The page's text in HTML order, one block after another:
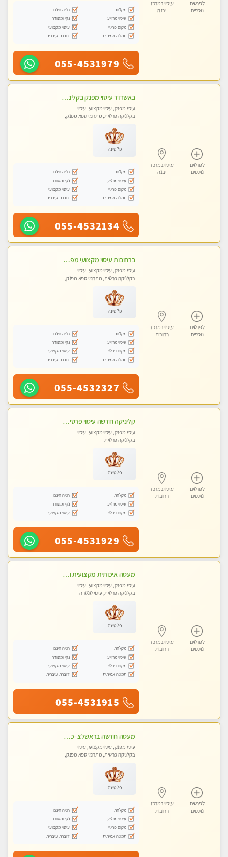
לפרטים
נוספים
עיסוי במרכז
יבנה
מקלחת
חניה חינם
עיסוי מרגיע
נקי ומסודר
מקום פרטי
עיסוי מקצועי
תמונה אמיתית
דוברת עיברית
055-4531979
לפרטים
נוספים
עיסוי במרכז
יבנה
באשדוד עיסוי מפנק בקליניקה פרטית שירות vip לרציניים בלבד! מומלץ!!
עיסוי מפנק, עיסוי מקצועי, עיסוי
בקלניקה פרטית, מתחמי ספא מפנק,
פלטינה
מקלחת
חניה חינם
עיסוי מרגיע
נקי ומסודר
מקום פרטי
עיסוי מקצועי
תמונה אמיתית
דוברת עיברית
055-4532134
לפרטים
נוספים
עיסוי במרכז
רחובות
ברחובות עיסוי מקצועי מפנק וכול סוגי העיסויים רמה גבוהה! ללא מין !
עיסוי מפנק, עיסוי מקצועי, עיסוי
בקלניקה פרטית, מתחמי ספא מפנק,
פלטינה
מקלחת
חניה חינם
עיסוי מרגיע
נקי ומסודר
מקום פרטי
עיסוי מקצועי
תמונה אמיתית
דוברת עיברית
055-4532327
לפרטים
נוספים
עיסוי במרכז
רחובות
קליניקה חדשה עיסוי פרטי ומיוחד על ידי מגע קסם איכותי
עיסוי מפנק, עיסוי מקצועי, עיסוי
בקלניקה פרטית
פלטינה
מקלחת
חניה חינם
עיסוי מרגיע
נקי ומסודר
מקום פרטי
עיסוי מקצועי
055-4531929
לפרטים
נוספים
עיסוי במרכז
רחובות
מעסה איכותית מקצועית ומפנקת
עיסוי מפנק, עיסוי מקצועי, עיסוי
בקלניקה פרטית, עיסוי טנטרה
פלטינה
מקלחת
חניה חינם
עיסוי מרגיע
נקי ומסודר
מקום פרטי
עיסוי מקצועי
תמונה אמיתית
דוברת עיברית
055-4531915
לפרטים
נוספים
עיסוי במרכז
רחובות
מעסה חדשה בראשלצ -כל סוגי העיסויים מעסה מקצועית ואיכותית פרטי!!!מומלץ לחלוטין!!
עיסוי מפנק, עיסוי מקצועי, עיסוי
בקלניקה פרטית, מתחמי ספא מפנק,
פלטינה
מקלחת
חניה חינם
עיסוי מרגיע
נקי ומסודר
מקום פרטי
עיסוי מקצועי
תמונה אמיתית
דוברת עיברית